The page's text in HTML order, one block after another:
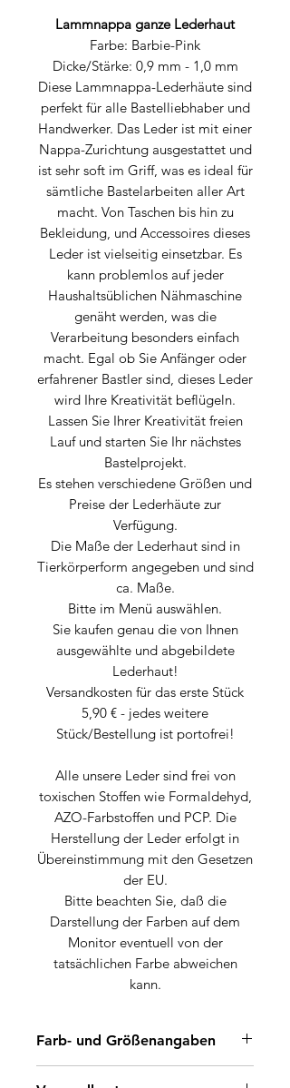
Lammnappa ganze Lederhaut
Farbe: Barbie-Pink
Dicke/Stärke: 0,9 mm - 1,0 mm
Diese Lammnappa-Lederhäute sind
perfekt für alle Bastelliebhaber und
Handwerker. Das Leder ist mit einer
Nappa-Zurichtung ausgestattet und
ist sehr soft im Griff, was es ideal für
sämtliche Bastelarbeiten aller Art
macht. Von Taschen bis hin zu
Bekleidung, und Accessoires dieses
Leder ist vielseitig einsetzbar. Es
kann problemlos auf jeder
Haushaltsüblichen Nähmaschine
genäht werden, was die
Verarbeitung besonders einfach
macht. Egal ob Sie Anfänger oder
erfahrener Bastler sind, dieses Leder
wird Ihre Kreativität beflügeln.
Lassen Sie Ihrer Kreativität freien
Lauf und starten Sie Ihr nächstes
Bastelprojekt.
Es stehen verschiedene Größen und
Preise der Lederhäute zur
Verfügung.
Die Maße der Lederhaut sind in
Tierkörperform angegeben und sind
ca. Maße.
Bitte im Menü auswählen.
Sie kaufen genau die von Ihnen
ausgewählte und abgebildete
Lederhaut!
Versandkosten für das erste Stück
5,90 € - jedes weitere
Stück/Bestellung ist portofrei!
Alle unsere Leder sind frei von
toxischen Stoffen wie Formaldehyd,
AZO-Farbstoffen und PCP. Die
Herstellung der Leder erfolgt in
Übereinstimmung mit den Gesetzen
der EU.
Bitte beachten Sie, daß die
Darstellung der Farben auf dem
Monitor eventuell von der
tatsächlichen Farbe abweichen
kann.
Farb- und Größenangaben